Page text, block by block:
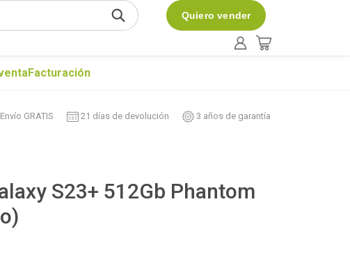
Quiero vender
Facturación
Envío GRATIS 21 días de devolución 3 años de garantía
S23+ 512Gb Phantom